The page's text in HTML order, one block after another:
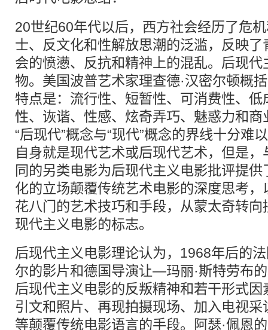
20世纪60年代以后，西方社会经历了危
士、反文化和性解放思潮的泛滥，反映
会的愤懑、反抗和精神上的混乱。后现
物。美国波普艺术家理查德·汉密尔顿概
特点是：流行性、短暂性、可消费性、
性、诙谐、性感、炫奇弄巧、魅惑力和
“后现代”概念与“现代”概念的界线十分难
自身就是现代艺术或后现代艺术，但是
同的另类电影为后现代主义电影批评提
化的立场颠覆传统艺术电影的深度思考
花八门的艺术技巧和手段，从蒙太奇转
现代主义电影的标志。
后现代主义电影理论认为，1968年后的
尔的影片和德国导演让—玛丽·斯特劳布
后现代主义电影的反叛精神和若干形式
引文和照片、再现拍摄现场、加入电视
等颠覆传统电影语言的手段。阿瑟·佩恩